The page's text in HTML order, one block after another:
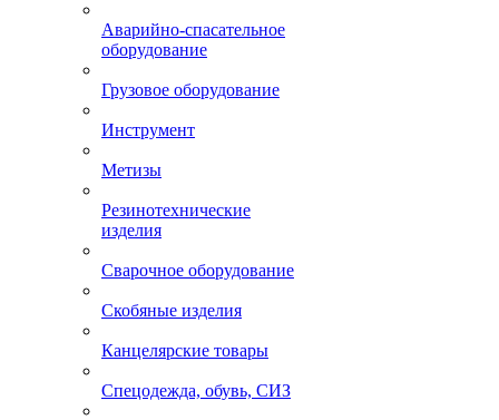
Аварийно-спасательное
оборудование
Грузовое оборудование
Инструмент
Метизы
Резинотехнические
изделия
Сварочное оборудование
Скобяные изделия
Канцелярские товары
Спецодежда, обувь, СИЗ